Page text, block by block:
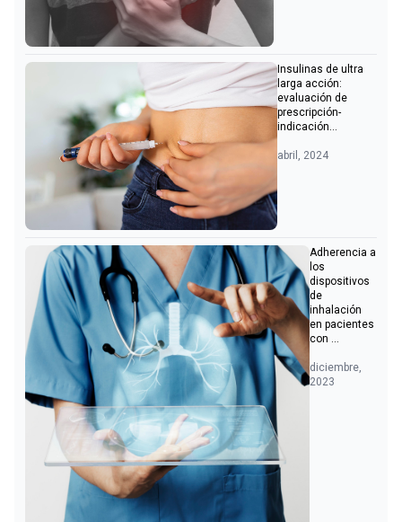
Insulinas de ultra
larga acción:
evaluación de
prescripción-
indicación...
abril, 2024
Adherencia a
los
dispositivos
de
inhalación
en pacientes
con ...
diciembre,
2023